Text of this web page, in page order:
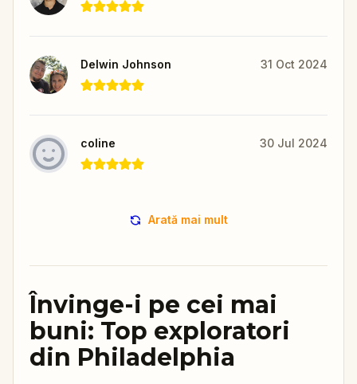
Delwin Johnson 31 Oct 2024
coline 30 Jul 2024
Arată mai mult
Învinge-i pe cei mai
buni: Top exploratori
din Philadelphia